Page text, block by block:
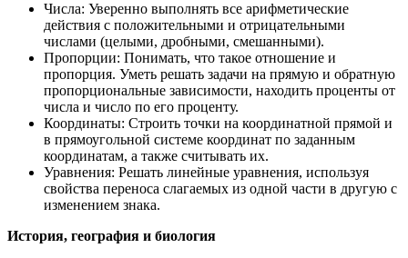
Числа: Уверенно выполнять все арифметические
действия с положительными и отрицательными
числами (целыми, дробными, смешанными).
Пропорции: Понимать, что такое отношение и
пропорция. Уметь решать задачи на прямую и обратную
пропорциональные зависимости, находить проценты от
числа и число по его проценту.
Координаты: Строить точки на координатной прямой и
в прямоугольной системе координат по заданным
координатам, а также считывать их.
Уравнения: Решать линейные уравнения, используя
свойства переноса слагаемых из одной части в другую с
изменением знака.
История, география и биология